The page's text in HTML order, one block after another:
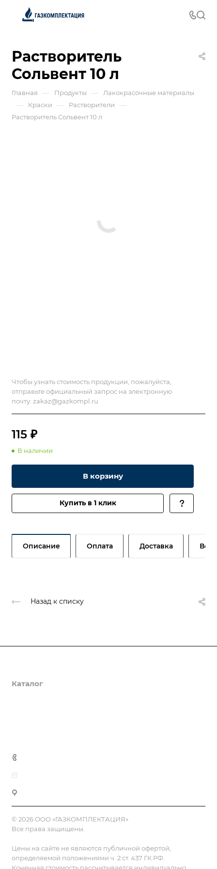
Растворитель
Сольвент 10 л
Главная — Продукты — Лакокрасочные материалы
— Краски — Растворители —
Растворитель Сольвент 10 л
Чтобы узнать стоимость продукции, пожалуйста,
отправьте официальный запрос на электронную
почту: zakaz@gazkompl.ru
115 ₽
В наличии
В корзину
Купить в 1 клик
Описание Оплата Доставка
Назад к списку
Каталог
© 2026 ООО «ГАЗКОМПЛЕКТАЦИЯ»
Все права защищены.
Цены на сайте не являются публичной офертой,
определяемой положениями ч. 2 ст. 437 ГК РФ.